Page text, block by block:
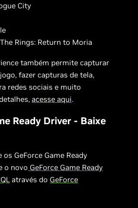
City
Rings: Return to Moria
também permite capturar
fazer capturas de tela,
redes sociais e muito
acesse aqui.
Ready Driver - Baixe
os GeForce Game Ready
o novo GeForce Game Ready
através do GeForce